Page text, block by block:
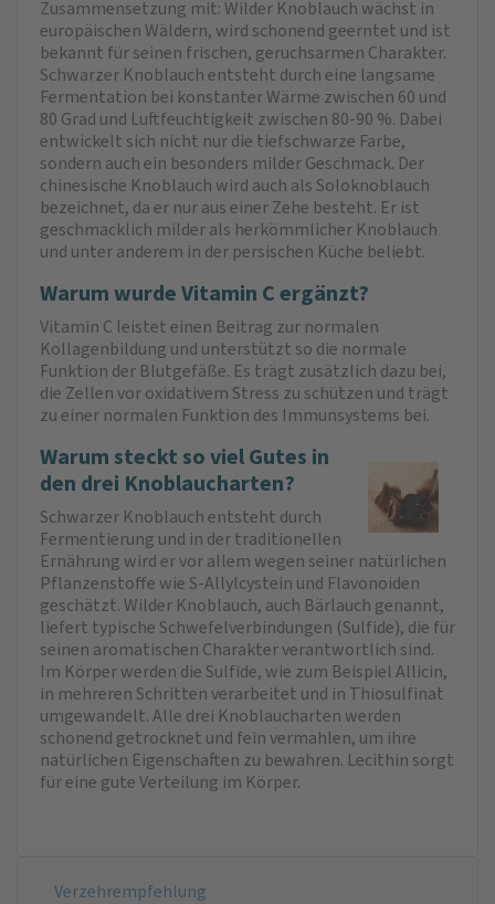
Zusammensetzung mit: Wilder Knoblauch wächst in
europäischen Wäldern, wird schonend geerntet und ist
bekannt für seinen frischen, geruchsarmen Charakter.
Schwarzer Knoblauch entsteht durch eine langsame
Fermentation bei konstanter Wärme zwischen 60 und
80 Grad und Luftfeuchtigkeit zwischen 80-90 %. Dabei
entwickelt sich nicht nur die tiefschwarze Farbe,
sondern auch ein besonders milder Geschmack. Der
chinesische Knoblauch wird auch als Soloknoblauch
bezeichnet, da er nur aus einer Zehe besteht. Er ist
geschmacklich milder als herkömmlicher Knoblauch
und unter anderem in der persischen Küche beliebt.
Warum wurde Vitamin C ergänzt?
Vitamin C leistet einen Beitrag zur normalen
Kollagenbildung und unterstützt so die normale
Funktion der Blutgefäße. Es trägt zusätzlich dazu bei,
die Zellen vor oxidativem Stress zu schützen und trägt
zu einer normalen Funktion des Immunsystems bei.
Warum steckt so viel Gutes in
den drei Knoblaucharten?
Schwarzer Knoblauch entsteht durch
Fermentierung und in der traditionellen
Ernährung wird er vor allem wegen seiner natürlichen
Pflanzenstoffe wie S-Allylcystein und Flavonoiden
geschätzt. Wilder Knoblauch, auch Bärlauch genannt,
liefert typische Schwefelverbindungen (Sulfide), die für
seinen aromatischen Charakter verantwortlich sind.
Im Körper werden die Sulfide, wie zum Beispiel Allicin,
in mehreren Schritten verarbeitet und in Thiosulfinat
umgewandelt. Alle drei Knoblaucharten werden
schonend getrocknet und fein vermahlen, um ihre
natürlichen Eigenschaften zu bewahren. Lecithin sorgt
für eine gute Verteilung im Körper.
Verzehrempfehlung